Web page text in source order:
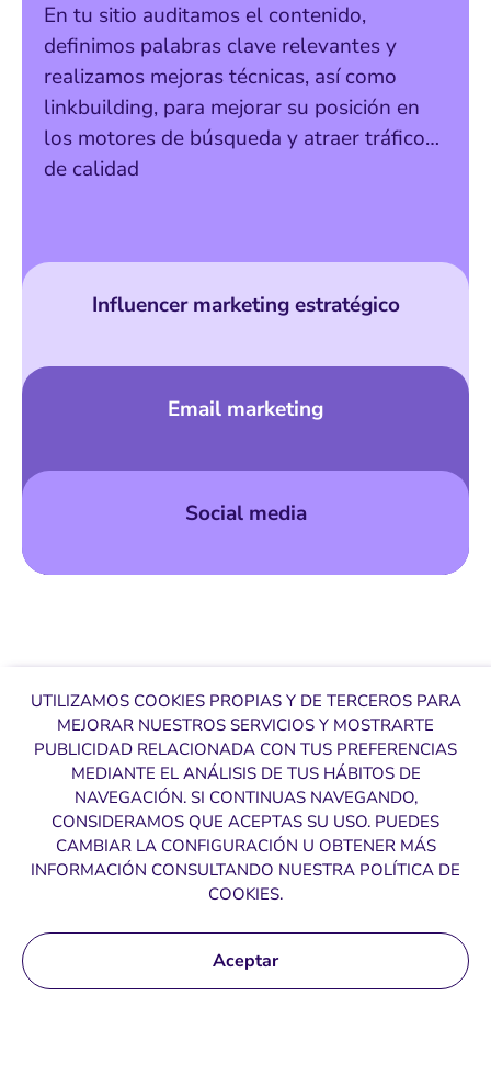
En tu sitio auditamos el contenido,
definimos palabras clave relevantes y
realizamos mejoras técnicas, así como
linkbuilding, para mejorar su posición en
los motores de búsqueda y atraer tráfico
de calidad
Influencer marketing estratégico
Lexema identifica y filtra a creadores de
contenido y líderes de opinión para
negociar directamente alianzas y planes de
promoción de forma auténtica, tomando
como principal indicador tu retorno de
inversión
Email marketing
Creamos campañas personalizadas de
gestionamos tus listas de suscriptores y
automatizamos respuestas para impulsar
Social media
por plataforma e integral. También
creamos y publicamos los contenidos, con
un reporting automatizado
UTILIZAMOS COOKIES PROPIAS Y DE TERCEROS PARA
MEJORAR NUESTROS SERVICIOS Y MOSTRARTE
PUBLICIDAD RELACIONADA CON TUS PREFERENCIAS
MEDIANTE EL ANÁLISIS DE TUS HÁBITOS DE
NAVEGACIÓN. SI CONTINUAS NAVEGANDO,
CONSIDERAMOS QUE ACEPTAS SU USO. PUEDES
CAMBIAR LA CONFIGURACIÓN U OBTENER MÁS
INFORMACIÓN CONSULTANDO NUESTRA POLÍTICA DE
COOKIES.
Aceptar